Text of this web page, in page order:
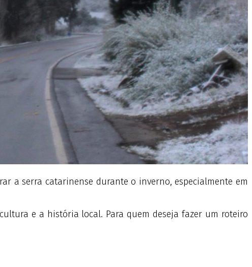
a serra catarinense durante o inverno, especialmente em
e a história local. Para quem deseja fazer um roteiro